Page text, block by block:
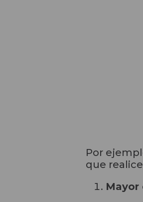
Por
que
Mayor